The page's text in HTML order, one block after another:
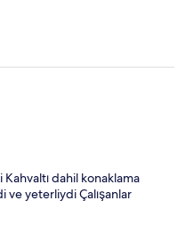
dahil konaklama
ve yeterliydi Çalışanlar